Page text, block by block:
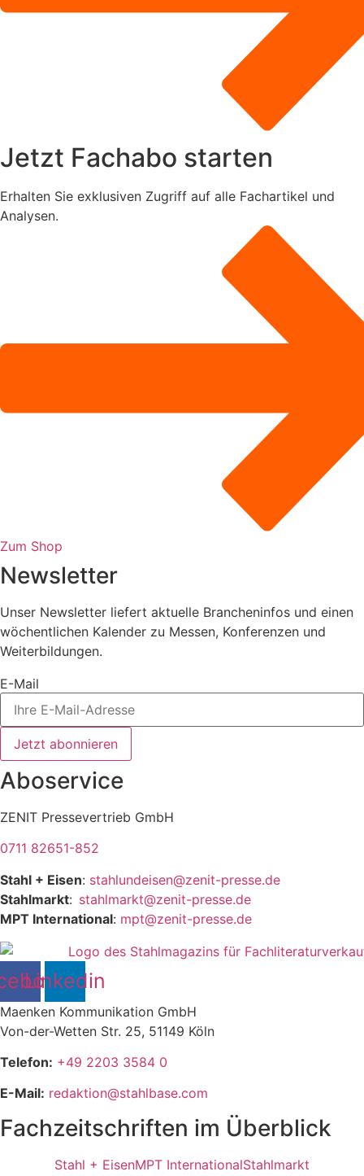
Jetzt Fachabo starten
Erhalten Sie exklusiven Zugriff auf alle Fachartikel und
Analysen.
Zum Shop
Newsletter
Unser Newsletter liefert aktuelle Brancheninfos und einen
wöchentlichen Kalender zu Messen, Konferenzen und
Weiterbildungen.
E-Mail
Jetzt abonnieren
Aboservice
ZENIT Pressevertrieb GmbH
0711 82651-852
Stahl + Eisen: stahlundeisen@zenit-presse.de
Stahlmarkt: stahlmarkt@zenit-presse.de
MPT International: mpt@zenit-presse.de
Linkedin
Maenken Kommunikation GmbH
Von-der-Wetten Str. 25, 51149 Köln
Telefon: +49 2203 3584 0
E-Mail: redaktion@stahlbase.com
Fachzeitschriften im Überblick
Stahl + EisenMPT InternationalStahlmarkt